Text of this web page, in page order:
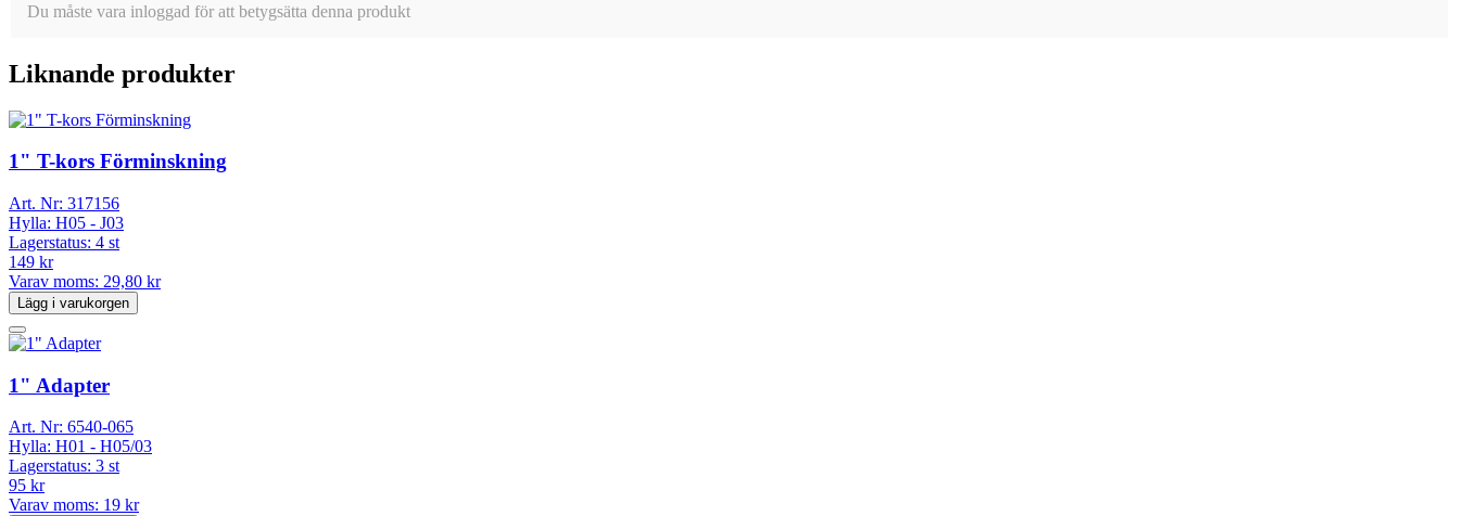
Du måste vara inloggad för att betygsätta denna produkt
Liknande produkter
1" T-kors Förminskning
Art. Nr: 317156
Hylla: H05 - J03
Lagerstatus: 4 st
149 kr
Varav moms: 29,80 kr
Lägg i varukorgen
1" Adapter
Art. Nr: 6540-065
Hylla: H01 - H05/03
Lagerstatus: 3 st
95 kr
Varav moms: 19 kr